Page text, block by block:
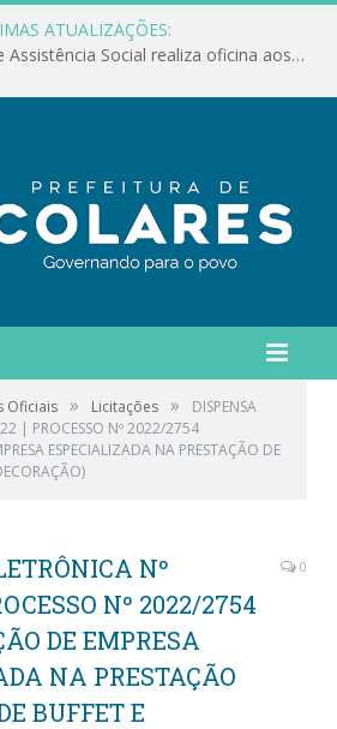
ATUALIZAÇÕES:
Conselho Municipal de Assistência Social realiza oficina aos servidores
Oficiais » Licitações »
DISPENSA
| PROCESSO Nº 2022/2754
ESPECIALIZADA NA PRESTAÇÃO DE
Nº
Nº 2022/2754
DE EMPRESA
NA PRESTAÇÃO
BUFFET E
0